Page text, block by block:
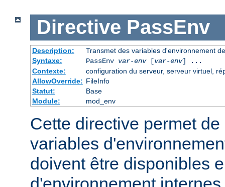
Directive PassEnv
Description:
Transmet des variables d'environnement
Syntaxe:
PassEnv var-env[var-env] ...
Contexte:
configuration du serveur, serveur virtuel,
AllowOverride: FileInfo
Statut:
Base
Module:
mod_env
Cette directive permet
variables
doivent être disponibles